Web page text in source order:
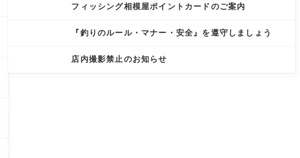
フィッシング相模屋ポイントカードのご案内
『釣りのルール・マナー・安全』を遵守しましょう
店内撮影禁止のお知らせ